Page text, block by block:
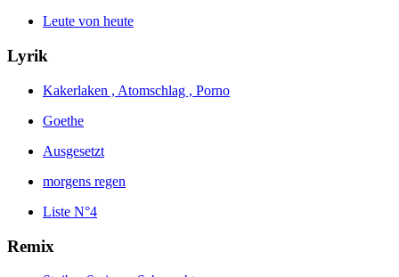
Leute von heute
Lyrik
Kakerlaken , Atomschlag , Porno
Goethe
Ausgesetzt
morgens regen
Liste N°4
Remix